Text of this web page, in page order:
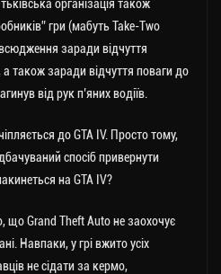
організація також
гри (мабуть Take-Two
заради відчуття
а також заради відчуття поваги до
від рук п’яних водіїв.
до GTA IV. Просто тому,
спосіб привернути
на GTA IV?
що Grand Theft Auto не заохочує
Навпаки, у грі вжито усіх
не сідати за кермо,